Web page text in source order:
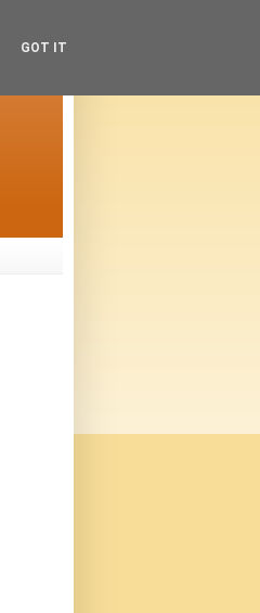
GOT IT